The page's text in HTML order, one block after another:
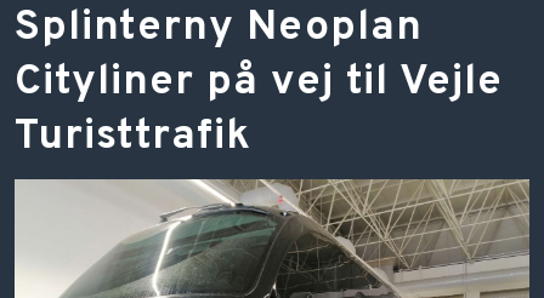
​Splinterny Neoplan
Cityliner på vej til Vejle
Turisttrafik